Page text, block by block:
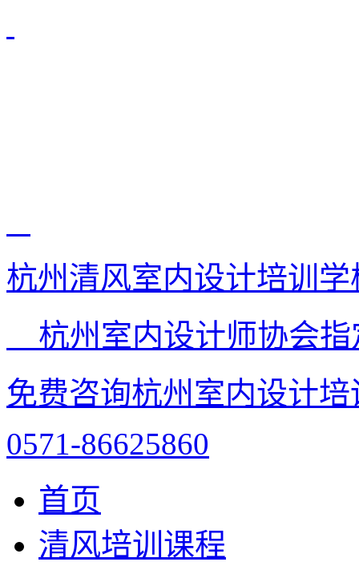
杭州清风室内设计培训学
杭州室内设计师协会
免费咨询杭州室内设计
0571-86625860
首页
清风培训课程